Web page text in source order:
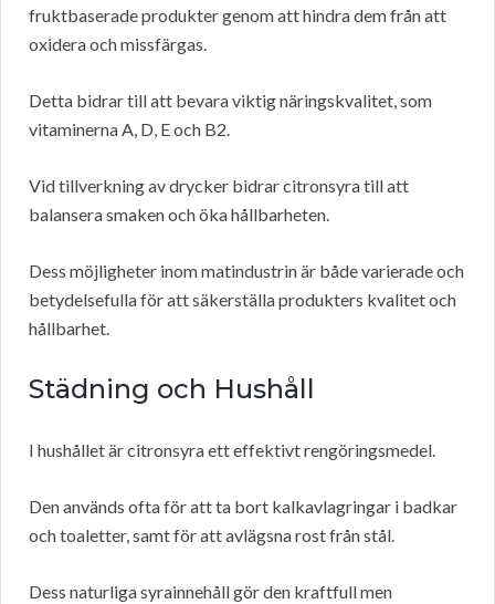
fruktbaserade produkter genom att hindra dem från att
oxidera och missfärgas.
Detta bidrar till att bevara viktig näringskvalitet, som
vitaminerna A, D, E och B2.
Vid tillverkning av drycker bidrar citronsyra till att
balansera smaken och öka hållbarheten.
Dess möjligheter inom matindustrin är både varierade och
betydelsefulla för att säkerställa produkters kvalitet och
hållbarhet.
Städning och Hushåll
I hushållet är citronsyra ett effektivt rengöringsmedel.
Den används ofta för att ta bort kalkavlagringar i badkar
och toaletter, samt för att avlägsna rost från stål.
Dess naturliga syrainnehåll gör den kraftfull men